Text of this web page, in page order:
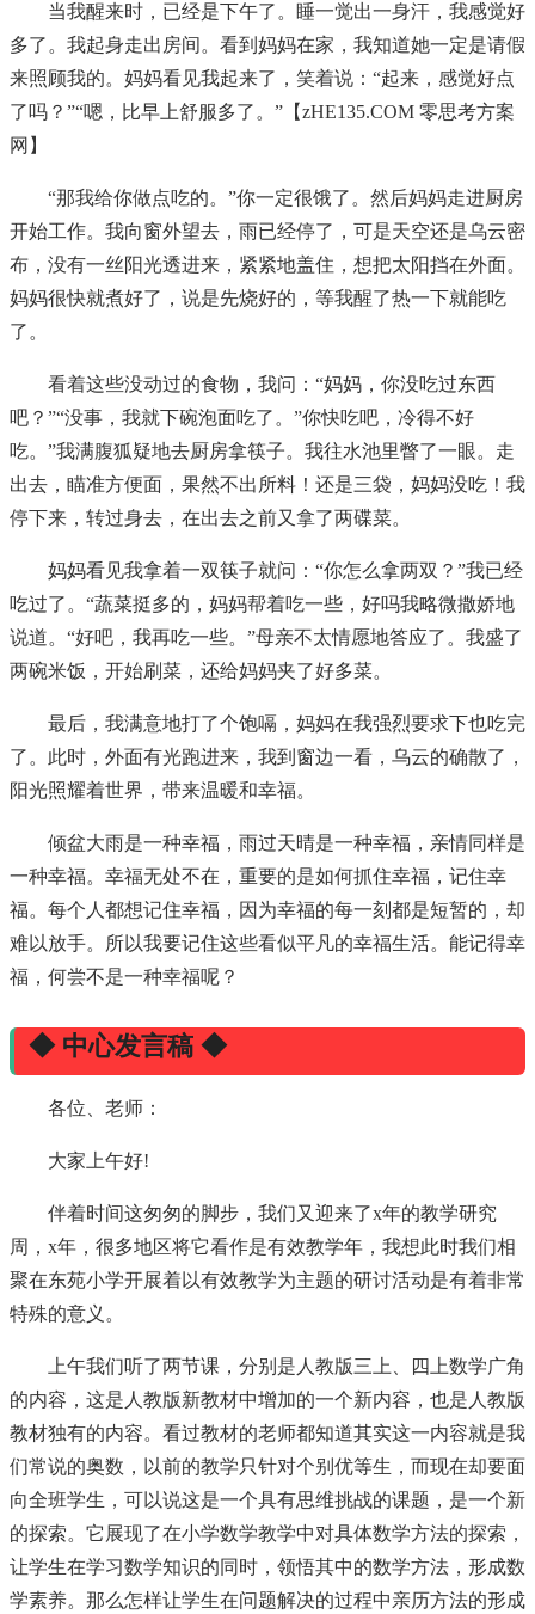
当我醒来时，已经是下午了。睡一觉出一身汗，我感觉好
多了。我起身走出房间。看到妈妈在家，我知道她一定是请假
来照顾我的。妈妈看见我起来了，笑着说：“起来，感觉好点
了吗？”“嗯，比早上舒服多了。”【zHE135.COM 零思考方案
网】
“那我给你做点吃的。”你一定很饿了。然后妈妈走进厨房
开始工作。我向窗外望去，雨已经停了，可是天空还是乌云密
布，没有一丝阳光透进来，紧紧地盖住，想把太阳挡在外面。
妈妈很快就煮好了，说是先烧好的，等我醒了热一下就能吃
了。
看着这些没动过的食物，我问：“妈妈，你没吃过东西
吧？”“没事，我就下碗泡面吃了。”你快吃吧，冷得不好
吃。”我满腹狐疑地去厨房拿筷子。我往水池里瞥了一眼。走
出去，瞄准方便面，果然不出所料！还是三袋，妈妈没吃！我
停下来，转过身去，在出去之前又拿了两碟菜。
妈妈看见我拿着一双筷子就问：“你怎么拿两双？”我已经
吃过了。“蔬菜挺多的，妈妈帮着吃一些，好吗我略微撒娇地
说道。“好吧，我再吃一些。”母亲不太情愿地答应了。我盛了
两碗米饭，开始刷菜，还给妈妈夹了好多菜。
最后，我满意地打了个饱嗝，妈妈在我强烈要求下也吃完
了。此时，外面有光跑进来，我到窗边一看，乌云的确散了，
阳光照耀着世界，带来温暖和幸福。
倾盆大雨是一种幸福，雨过天晴是一种幸福，亲情同样是
一种幸福。幸福无处不在，重要的是如何抓住幸福，记住幸
福。每个人都想记住幸福，因为幸福的每一刻都是短暂的，却
难以放手。所以我要记住这些看似平凡的幸福生活。能记得幸
福，何尝不是一种幸福呢？
◆ 中心发言稿 ◆
各位、老师：
大家上午好!
伴着时间这匆匆的脚步，我们又迎来了x年的教学研究
周，x年，很多地区将它看作是有效教学年，我想此时我们相
聚在东苑小学开展着以有效教学为主题的研讨活动是有着非常
特殊的意义。
上午我们听了两节课，分别是人教版三上、四上数学广角
的内容，这是人教版新教材中增加的一个新内容，也是人教版
教材独有的内容。看过教材的老师都知道其实这一内容就是我
们常说的奥数，以前的教学只针对个别优等生，而现在却要面
向全班学生，可以说这是一个具有思维挑战的课题，是一个新
的探索。它展现了在小学数学教学中对具体数学方法的探索，
让学生在学习数学知识的同时，领悟其中的数学方法，形成数
学素养。那么怎样让学生在问题解决的过程中亲历方法的形成